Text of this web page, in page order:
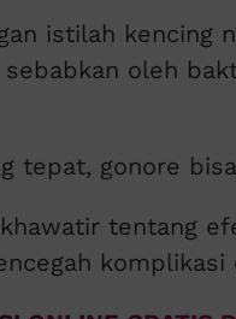
istilah kencing
sebabkan oleh
tepat, gonore
tentang